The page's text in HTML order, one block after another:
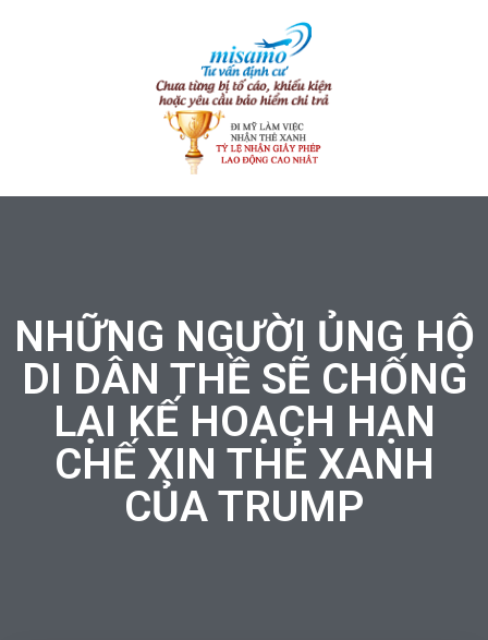
NHỮNG NGƯỜI ỦNG HỘ
DI DÂN THỀ SẼ CHỐNG
LẠI KẾ HOẠCH HẠN
CHẾ XIN THẺ XANH
CỦA TRUMP